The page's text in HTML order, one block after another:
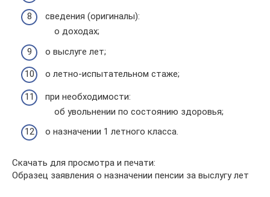
сведения (оригиналы):
о доходах;
о выслуге лет;
о летно-испытательном стаже;
при необходимости:
об увольнении по состоянию здоровья;
о назначении 1 летного класса.
Скачать для просмотра и печати:
Образец заявления о назначении пенсии за выслугу лет